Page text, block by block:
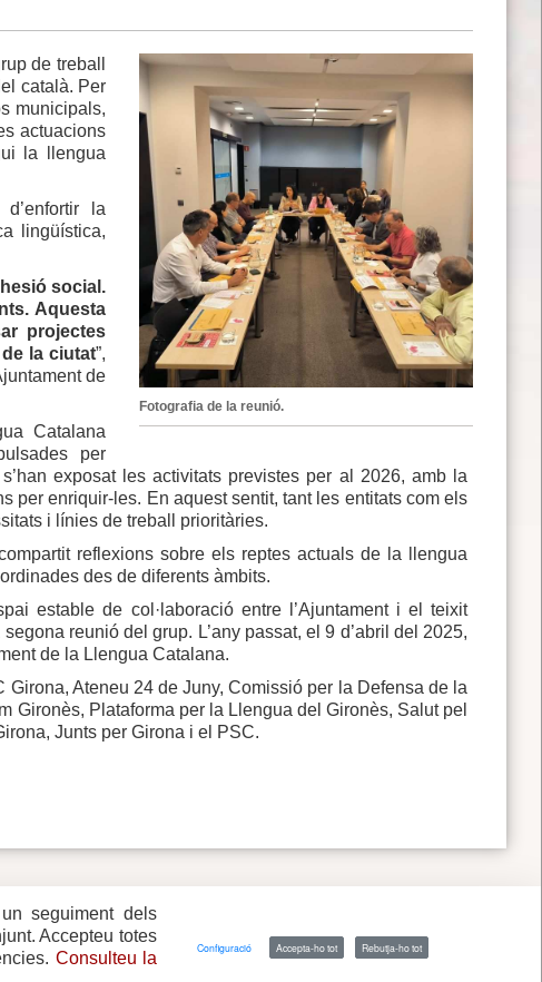
Fotografia de la reunió.
de treball
català. Per
municipals,
actuacions
la llengua
la
lingüística,
social.
Aquesta
projectes
la ciutat”,
de
Catalana
per
exposat les activitats previstes per al 2026, amb la
per enriquir-les. En aquest sentit, tant les entitats com els
i línies de treball prioritàries.
reflexions sobre els reptes actuals de la llengua
des de diferents àmbits.
estable de col·laboració entre l’Ajuntament i el teixit
reunió del grup. L’any passat, el 9 d’abril del 2025,
de la Llengua Catalana.
Ateneu 24 de Juny, Comissió per la Defensa de la
Gironès, Plataforma per la Llengua del Gironès, Salut pel
Junts per Girona i el PSC.
seguiment dels
Accepteu totes
Consulteu la
Configuració Accepta-ho tot Rebutja-ho tot